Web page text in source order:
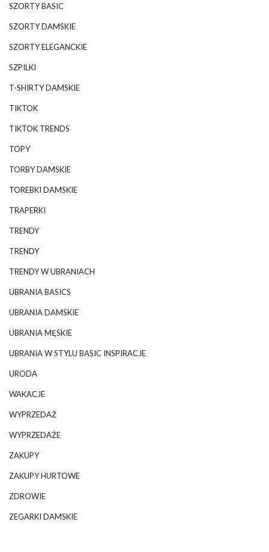
SZORTY BASIC
SZORTY DAMSKIE
SZORTY ELEGANCKIE
SZPILKI
T-SHIRTY DAMSKIE
TIKTOK
TIKTOK TRENDS
TOPY
TORBY DAMSKIE
TOREBKI DAMSKIE
TRAPERKI
TRENDY
TRENDY
TRENDY W UBRANIACH
UBRANIA BASICS
UBRANIA DAMSKIE
UBRANIA MĘSKIE
UBRANIA W STYLU BASIC INSPIRACJE
URODA
WAKACJE
WYPRZEDAŻ
WYPRZEDAŻE
ZAKUPY
ZAKUPY HURTOWE
ZDROWIE
ZEGARKI DAMSKIE